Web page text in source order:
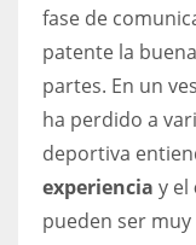
fase de
patente la
partes. En un
ha perdido a
deportiva
experiencia y el
pueden ser